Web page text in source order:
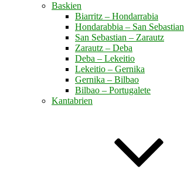
Baskien
Biarritz – Hondarrabia
Hondarabbia – San Sebastian
San Sebastian – Zarautz
Zarautz – Deba
Deba – Lekeitio
Lekeitio – Gernika
Gernika – Bilbao
Bilbao – Portugalete
Kantabrien